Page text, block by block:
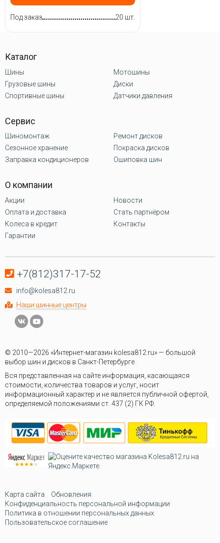
Под заказ 20 шт.
Каталог
Шины
Грузовые шины
Спортивные шины
Мотошины
Диски
Датчики давления
Сервис
Шиномонтаж
Сезонное хранение
Заправка кондиционеров
Ремонт дисков
Покраска дисков
Ошиповка шин
О компании
Акции
Оплата и доставка
Колеса в кредит
Гарантии
Новости
Стать партнёром
Контакты
+7(812)317-17-52
info@kolesa812.ru
Наши шинные центры
© 2010—2026 «Интернет-магазин kolesa812.ru» — большой
выбор шин и дисков в Санкт-Петербурге
Вся представленная на сайте информация, касающаяся
стоимости, количества товаров и услуг, носит
информационный характер и не является публичной офертой,
определяемой положениями ст. 437 (2) ГК РФ.
Карта сайта
Обновления
Конфиденциальность персональной информации
Политика в отношении персональных данных
Пользовательское соглашение